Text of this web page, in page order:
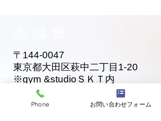
〒144-0047
東京都大田区萩中二丁目1-20
​※gym &studioＳＫＴ内
道場03-6320-7335
Phone お問い合わせフォーム